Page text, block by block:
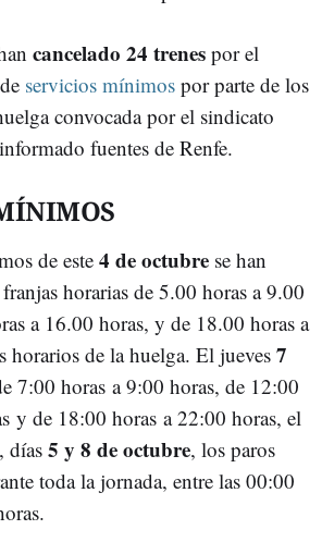
cancelado 24 trenes por el
servicios mínimos por parte de los
convocada por el sindicato
fuentes de Renfe.
de este 4 de octubre se han
horarias de 5.00 horas a 9.00
a 16.00 horas, y de 18.00 horas a
horarios de la huelga. El jueves 7
7:00 horas a 9:00 horas, de 12:00
y de 18:00 horas a 22:00 horas, el
días 5 y 8 de octubre, los paros
toda la jornada, entre las 00:00